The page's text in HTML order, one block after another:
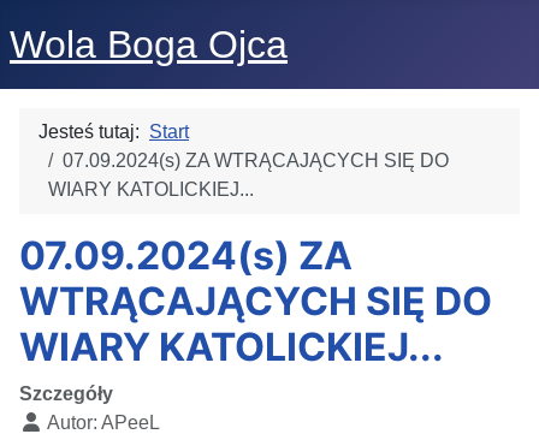
Wola Boga Ojca
Jesteś tutaj: Start
07.09.2024(s) ZA WTRĄCAJĄCYCH SIĘ DO
WIARY KATOLICKIEJ...
07.09.2024(s) ZA
WTRĄCAJĄCYCH SIĘ DO
WIARY KATOLICKIEJ...
Szczegóły
Autor: APeeL